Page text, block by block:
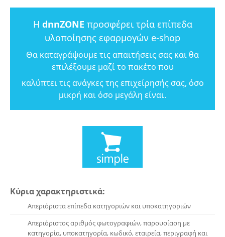
Η dnnZONE προσφέρει τρία επίπεδα
υλοποίησης εφαρμογών e-shop
Θα καταγράψουμε τις απαιτήσεις σας και θα
επιλέξουμε μαζί το πακέτο που
καλύπτει τις ανάγκες της επιχείρησής σας, όσο
μικρή και όσο μεγάλη είναι.
Κύρια χαρακτηριστικά:
Απεριόριστα επίπεδα κατηγοριών και υποκατηγοριών
Απεριόριστος αριθμός φωτογραφιών, παρουσίαση με
κατηγορία, υποκατηγορία, κωδικό, εταιρεία, περιγραφή και